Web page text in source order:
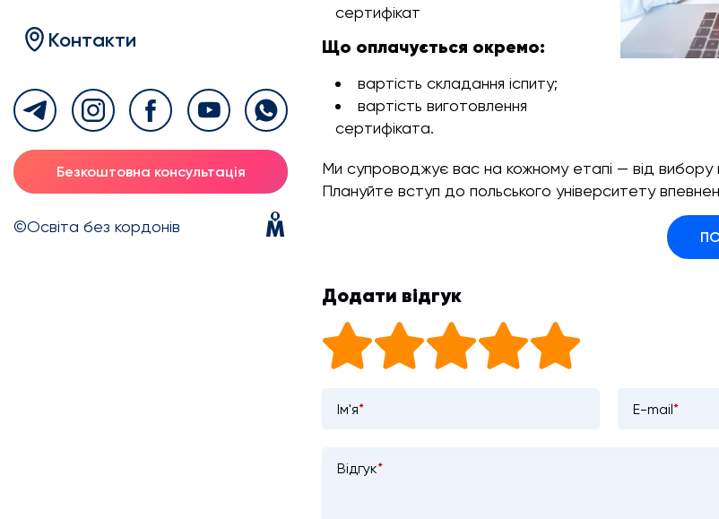
Контакти
Безкоштовна консультація
©Освіта без кордонів
сертифікат
Що оплачується окремо:
вартість складання іспиту;
вартість виготовлення
сертифіката.
Ми супроводжує вас на кожному етапі — від вибору
Плануйте вступ до польського університету
Додати відгук
Ім'я* E-mail*
Відгук*